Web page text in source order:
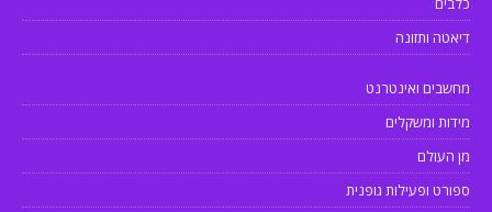
דיאטה ותזונה
מחשבים ואינטרנט
מידות ומשקלים
מן העולם
ספורט ופעילות גופנית